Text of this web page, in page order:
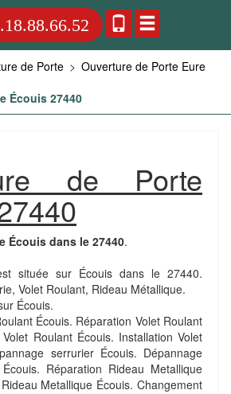
de Porte > Ouverture de Porte Eure
Écouis 27440
de Porte
Écouis dans le 27440.
située sur Écouis dans le 27440.
Volet Roulant, Rideau Métallique.
Écouis.
Écouis. Réparation Volet Roulant
Roulant Écouis. Installation Volet
serrurier Écouis. Dépannage
Réparation Rideau Metallique
Metallique Écouis. Changement